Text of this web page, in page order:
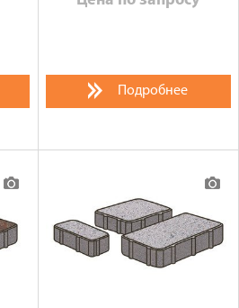
Подробнее